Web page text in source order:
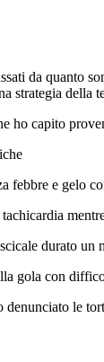
da quanto
strategia della
ho capito
febbre e gelo
durato un
gola con
le